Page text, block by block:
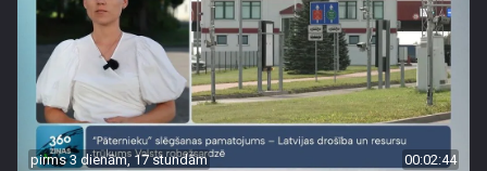
pirms 3 dienām, 17 stundām 00:02:44